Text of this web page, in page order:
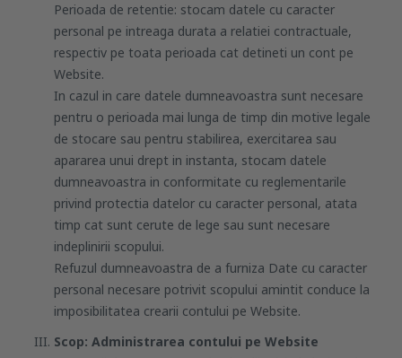
Perioada de retentie: stocam datele cu caracter
personal pe intreaga durata a relatiei contractuale,
respectiv pe toata perioada cat detineti un cont pe
Website.
In cazul in care datele dumneavoastra sunt necesare
pentru o perioada mai lunga de timp din motive legale
de stocare sau pentru stabilirea, exercitarea sau
apararea unui drept in instanta, stocam datele
dumneavoastra in conformitate cu reglementarile
privind protectia datelor cu caracter personal, atata
timp cat sunt cerute de lege sau sunt necesare
indeplinirii scopului.
Refuzul dumneavoastra de a furniza Date cu caracter
personal necesare potrivit scopului amintit conduce la
imposibilitatea crearii contului pe Website.
Scop: Administrarea contului pe Website